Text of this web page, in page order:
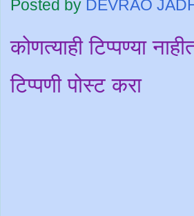
Posted by DEVRAO
कोणत्याही टिप्पण्‍या
टिप्पणी पोस्ट करा